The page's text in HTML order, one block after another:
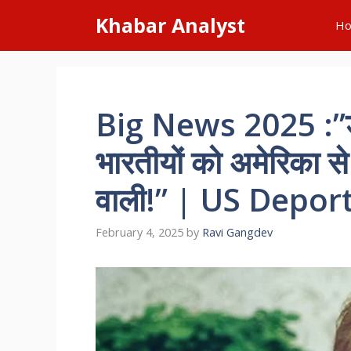
content
Khabar Analyst
Big News 2025
भारतीयों को अमेरिका
वाली!” | US
February 4, 2025 by Ravi Gangdev